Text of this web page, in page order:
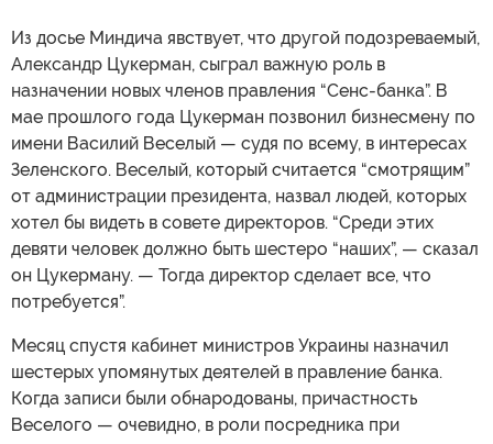
Из досье Миндича явствует, что другой подозреваемый,
Александр Цукерман, сыграл важную роль в
назначении новых членов правления “Сенс-банка”. В
мае прошлого года Цукерман позвонил бизнесмену по
имени Василий Веселый — судя по всему, в интересах
Зеленского. Веселый, который считается “смотрящим”
от администрации президента, назвал людей, которых
хотел бы видеть в совете директоров. “Среди этих
девяти человек должно быть шестеро “наших”, — сказал
он Цукерману. — Тогда директор сделает все, что
потребуется”.
Месяц спустя кабинет министров Украины назначил
шестерых упомянутых деятелей в правление банка.
Когда записи были обнародованы, причастность
Веселого — очевидно, в роли посредника при